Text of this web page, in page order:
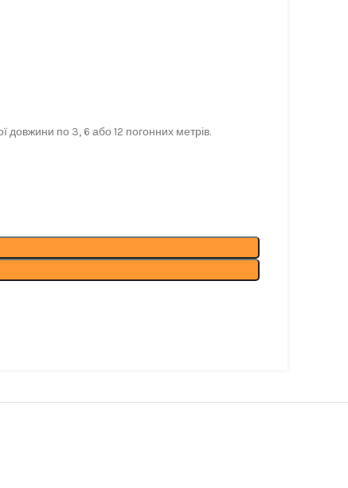
довжини по 3, 6 або 12 погонних метрів.